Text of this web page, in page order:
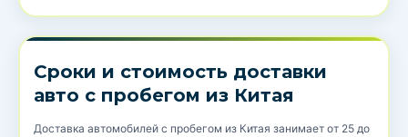
Сроки и стоимость доставки
авто с пробегом из Китая
Доставка автомобилей с пробегом из Китая занимает от 25 до